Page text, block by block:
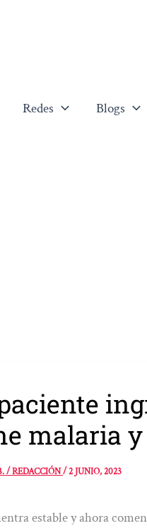
Redes Blogs
malaria
/ REDACCIÓN/2 JUNIO, 2023
estable y ahora